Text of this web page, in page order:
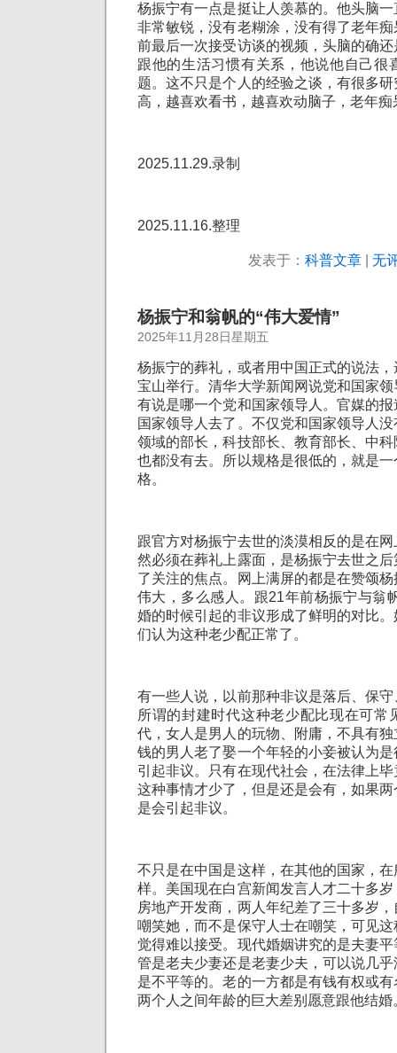
杨振宁有一点是挺让人羡慕的。他头脑
非常敏锐，没有老糊涂，没有得了老年
前最后一次接受访谈的视频，头脑的确
跟他的生活习惯有关系，他说他自己很
题。这不只是个人的经验之谈，有很多
高，越喜欢看书，越喜欢动脑子，老年
2025.11.29.录制
2025.11.16.整理
发表于： 科普文章| 无
杨振宁和翁帆的“伟大爱情”
2025年11月28日星期五
杨振宁的葬礼，或者用中国正式的说法
宝山举行。清华大学新闻网说党和国家
有说是哪一个党和国家领导人。官媒的
国家领导人去了。不仅党和国家领导人
领域的部长，科技部长、教育部长、中
也都没有去。所以规格是很低的，就是
格。
跟官方对杨振宁去世的淡漠相反的是在
然必须在葬礼上露面，是杨振宁去世之
了关注的焦点。网上满屏的都是在赞颂
伟大，多么感人。跟21年前杨振宁与翁
婚的时候引起的非议形成了鲜明的对比
们认为这种老少配正常了。
有一些人说，以前那种非议是落后、保
所谓的封建时代这种老少配比现在可常
代，女人是男人的玩物、附庸，不具有
钱的男人老了娶一个年轻的小妾被认为
引起非议。只有在现代社会，在法律上
这种事情才少了，但是还是会有，如果
是会引起非议。
不只是在中国是这样，在其他的国家，
样。美国现在白宫新闻发言人才二十多
房地产开发商，两人年纪差了三十多岁
嘲笑她，而不是保守人士在嘲笑，可见
觉得难以接受。现代婚姻讲究的是夫妻
管是老夫少妻还是老妻少夫，可以说几
是不平等的。老的一方都是有钱有权或
两个人之间年龄的巨大差别愿意跟他结婚